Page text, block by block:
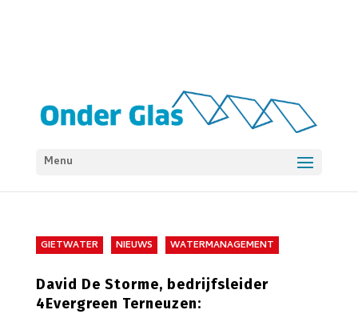
Menu
GIETWATER NIEUWS WATERMANAGEMENT
David De Storme, bedrijfsleider
4Evergreen Terneuzen: